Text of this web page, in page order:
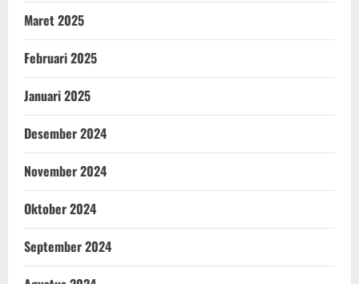
Maret 2025
Februari 2025
Januari 2025
Desember 2024
November 2024
Oktober 2024
September 2024